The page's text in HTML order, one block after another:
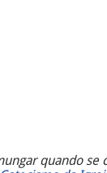
quando se